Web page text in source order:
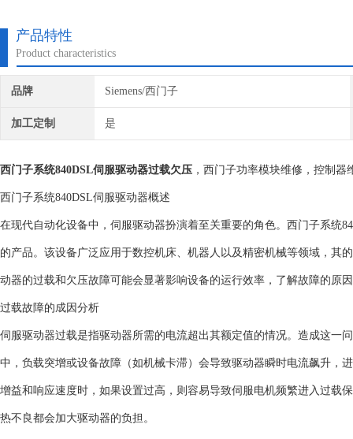
产品特性
Product characteristics
品牌 Siemens/西门子
加工定制 是
西门子系统840DSL伺服驱动器过载欠压 ，西门子功率模块维修，控制器
西门子系统840DSL伺服驱动器概述
在现代自动化设备中，伺服驱动器扮演着至关重要的角色。西门子系统
的产品。该设备广泛应用于数控机床、机器人以及精密机械等领域，其
动器的过载和欠压故障可能会显著影响设备的运行效率，了解故障的原
过载故障的成因分析
伺服驱动器过载是指驱动器所需的电流超出其额定值的情况。造成这一
中，负载突增或设备故障（如机械卡滞）会导致驱动器瞬时电流飙升，
增益和响应速度时，如果设置过高，则容易导致伺服电机频繁进入过载
热不良都会加大驱动器的负担。